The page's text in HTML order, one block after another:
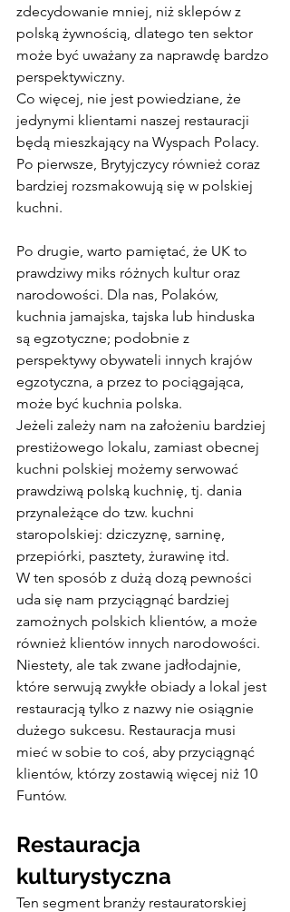
zdecydowanie mniej, niż sklepów z
polską żywnością, dlatego ten sektor
może być uważany za naprawdę bardzo
perspektywiczny.
Co więcej, nie jest powiedziane, że
jedynymi klientami naszej restauracji
będą mieszkający na Wyspach Polacy.
Po pierwsze, Brytyjczycy również coraz
bardziej rozsmakowują się w polskiej
kuchni.
Po drugie, warto pamiętać, że UK to
prawdziwy miks różnych kultur oraz
narodowości. Dla nas, Polaków,
kuchnia jamajska, tajska lub hinduska
są egzotyczne; podobnie z
perspektywy obywateli innych krajów
egzotyczna, a przez to pociągająca,
może być kuchnia polska.
Jeżeli zależy nam na założeniu bardziej
prestiżowego lokalu, zamiast obecnej
kuchni polskiej możemy serwować
prawdziwą polską kuchnię, tj. dania
przynależące do tzw. kuchni
staropolskiej: dziczyznę, sarninę,
przepiórki, pasztety, żurawinę itd.
W ten sposób z dużą dozą pewności
uda się nam przyciągnąć bardziej
zamożnych polskich klientów, a może
również klientów innych narodowości.
Niestety, ale tak zwane jadłodajnie,
które serwują zwykłe obiady a lokal jest
restauracją tylko z nazwy nie osiągnie
dużego sukcesu. Restauracja musi
mieć w sobie to coś, aby przyciągnąć
klientów, którzy zostawią więcej niż 10
Funtów.
Restauracja
kulturystyczna
Ten segment branży restauratorskiej